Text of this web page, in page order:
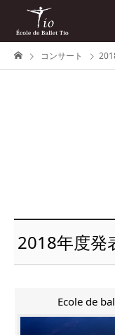
コンサート
2018年度発
Ecole de